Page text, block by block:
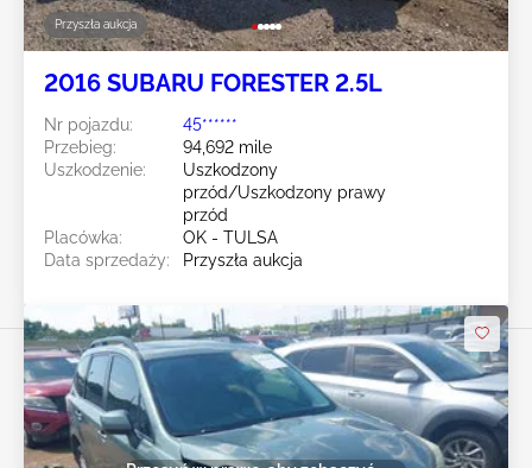
Przyszła aukcja
2016 SUBARU FORESTER 2.5L
Nr pojazdu:
45******
Przebieg:
94,692 mile
Uszkodzenie:
Uszkodzony
przód/Uszkodzony prawy
przód
Placówka:
OK - TULSA
Data sprzedaży:
Przyszła aukcja